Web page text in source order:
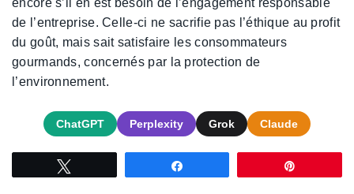
encore s’il en est besoin de l’engagement responsable
de l’entreprise. Celle-ci ne sacrifie pas l’éthique au profit
du goût, mais sait satisfaire les consommateurs
gourmands, concernés par la protection de
l’environnement.
ChatGPT Perplexity Grok Claude